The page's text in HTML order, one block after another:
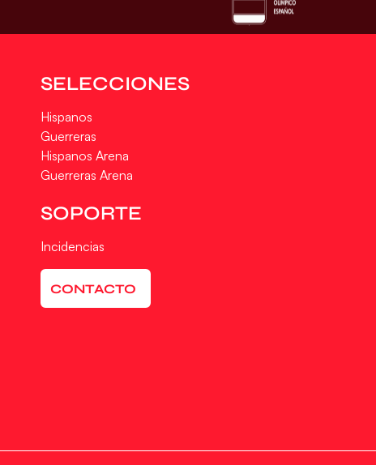
SELECCIONES
Hispanos
Guerreras
Hispanos Arena
Guerreras Arena
SOPORTE
Incidencias
CONTACTO